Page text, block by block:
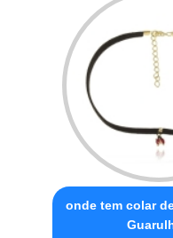
onde tem colar